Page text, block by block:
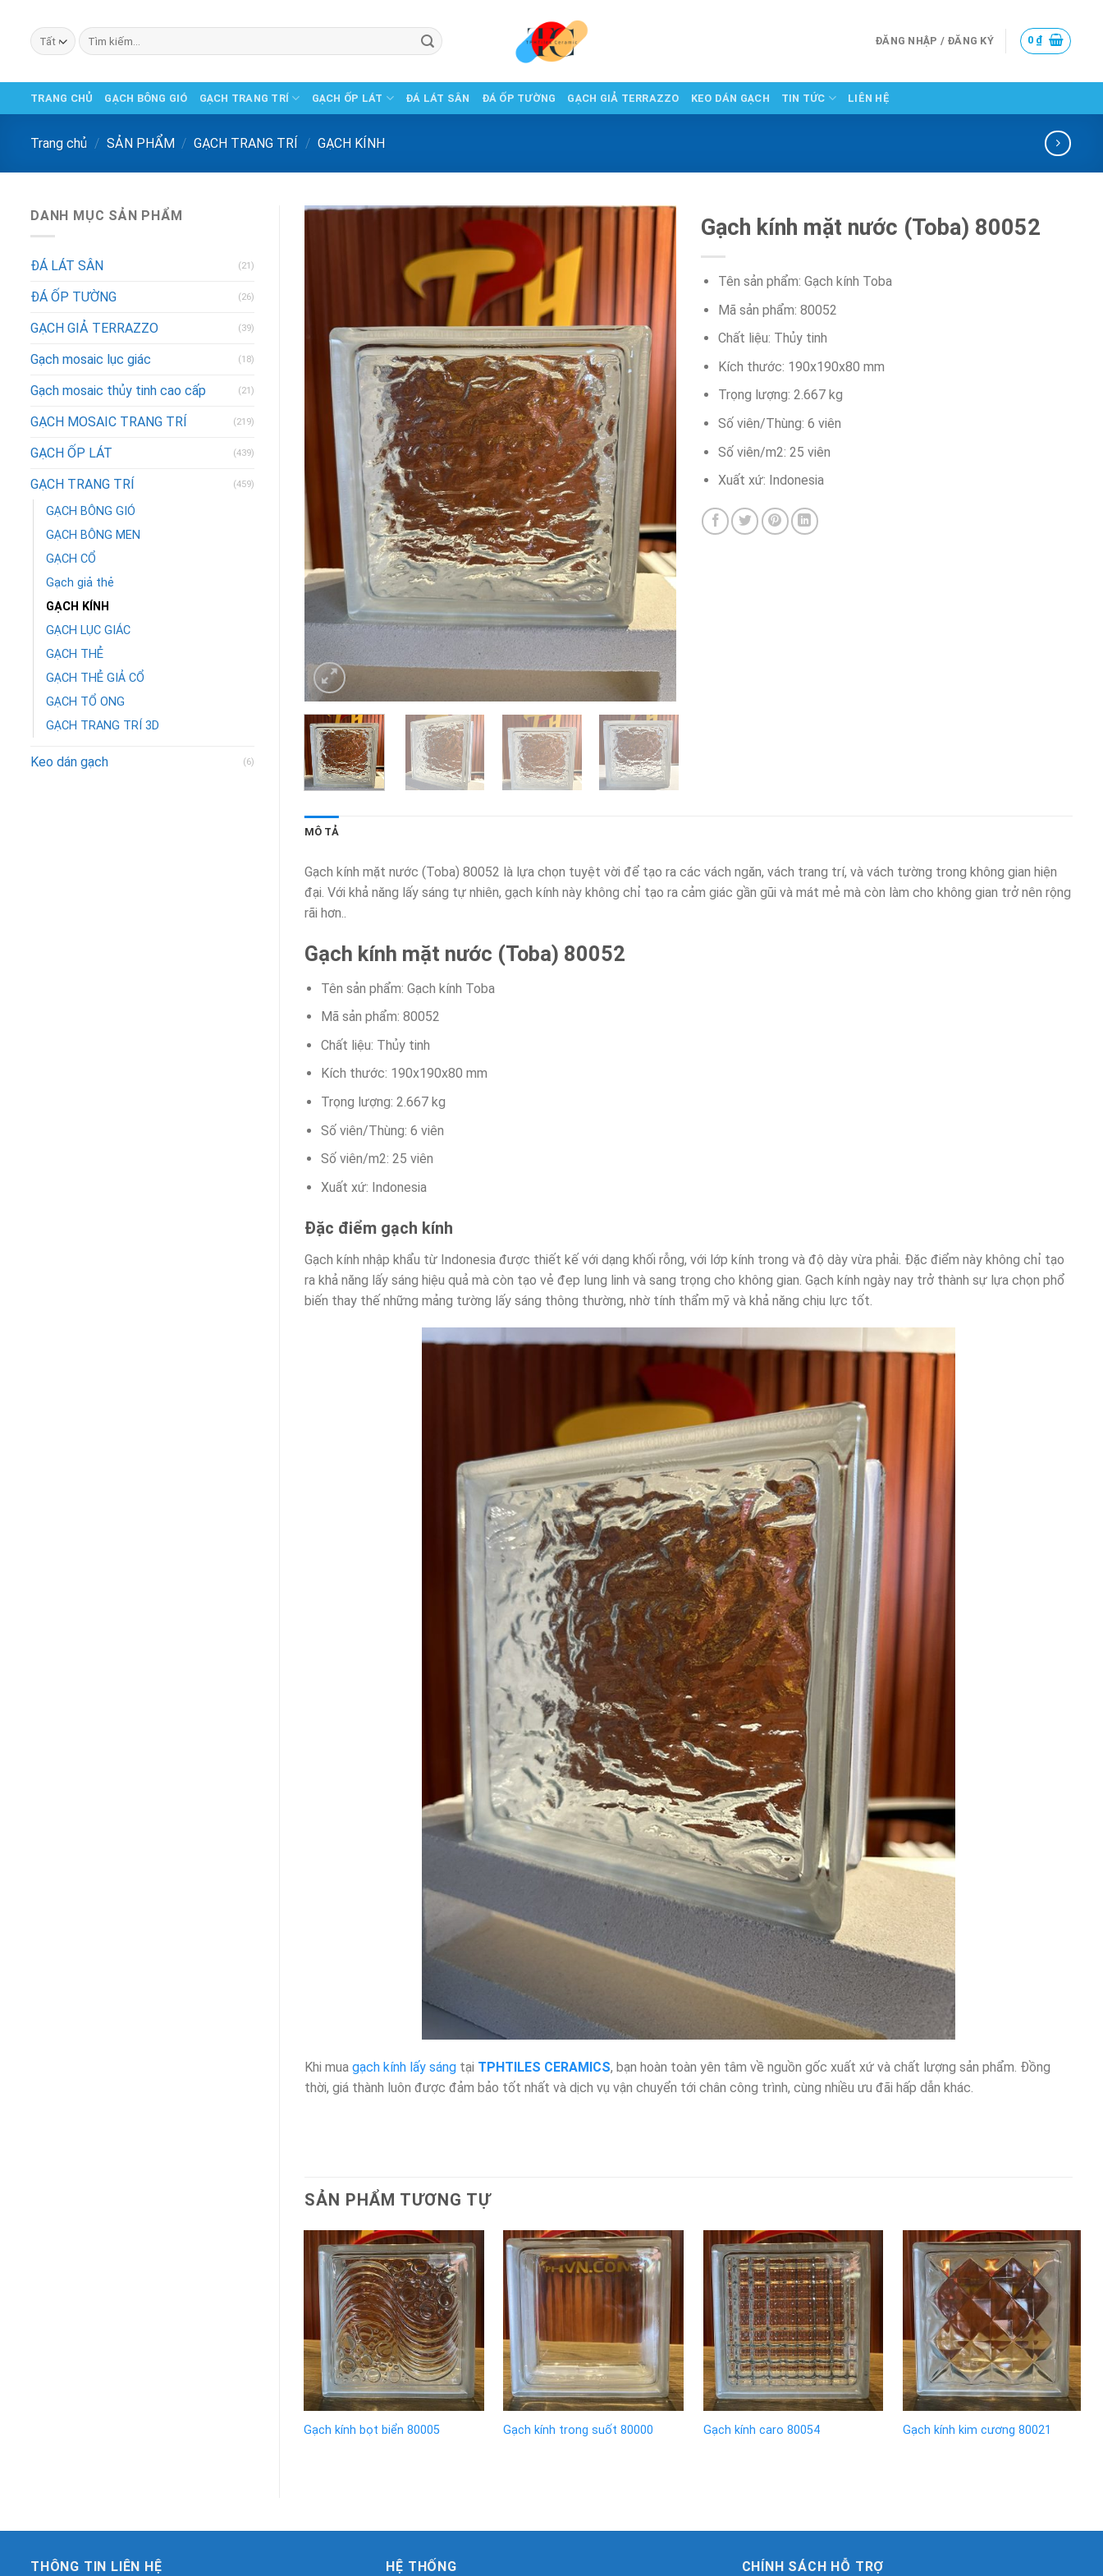
Tìm
kiếm:
ĐĂNG NHẬP / ĐĂNG KÝ 0 ₫
TRANG CHỦ GẠCH BÔNG GIÓ GẠCH TRANG TRÍ GẠCH ỐP LÁT ĐÁ LÁT SÂN ĐÁ ỐP TƯỜNG GẠCH GIẢ TERRAZZO KEO DÁN GẠCH TIN TỨC LIÊN HỆ
Trang chủ / SẢN PHẨM / GẠCH TRANG TRÍ / GẠCH KÍNH
DANH MỤC SẢN PHẨM
ĐÁ LÁT SÂN (21)
ĐÁ ỐP TƯỜNG (26)
GẠCH GIẢ TERRAZZO (39)
Gạch mosaic lục giác (18)
Gạch mosaic thủy tinh cao cấp (21)
GẠCH MOSAIC TRANG TRÍ (219)
GẠCH ỐP LÁT (439)
GẠCH TRANG TRÍ (459)
GẠCH BÔNG GIÓ
GẠCH BÔNG MEN
GẠCH CỔ
Gạch giả thẻ
GẠCH KÍNH
GẠCH LỤC GIÁC
GẠCH THẺ
GẠCH THẺ GIẢ CỔ
GẠCH TỔ ONG
GẠCH TRANG TRÍ 3D
Keo dán gạch (6)
Gạch kính mặt nước (Toba) 80052
Tên sản phẩm: Gạch kính Toba
Mã sản phẩm: 80052
Chất liệu: Thủy tinh
Kích thước: 190x190x80 mm
Trọng lượng: 2.667 kg
Số viên/Thùng: 6 viên
Số viên/m2: 25 viên
Xuất xứ: Indonesia
MÔ TẢ
Gạch kính mặt nước (Toba) 80052 là lựa chọn tuyệt vời để tạo ra các vách ngăn, vách trang trí, và vách tường trong không gian hiện
đại. Với khả năng lấy sáng tự nhiên, gạch kính này không chỉ tạo ra cảm giác gần gũi và mát mẻ mà còn làm cho không gian trở nên rộng
rãi hơn..
Gạch kính mặt nước (Toba) 80052
Tên sản phẩm: Gạch kính Toba
Mã sản phẩm: 80052
Chất liệu: Thủy tinh
Kích thước: 190x190x80 mm
Trọng lượng: 2.667 kg
Số viên/Thùng: 6 viên
Số viên/m2: 25 viên
Xuất xứ: Indonesia
Đặc điểm gạch kính
Gạch kính nhập khẩu từ Indonesia được thiết kế với dạng khối rỗng, với lớp kính trong và độ dày vừa phải. Đặc điểm này không chỉ tạo
ra khả năng lấy sáng hiệu quả mà còn tạo vẻ đẹp lung linh và sang trọng cho không gian. Gạch kính ngày nay trở thành sự lựa chọn phổ
biến thay thế những mảng tường lấy sáng thông thường, nhờ tính thẩm mỹ và khả năng chịu lực tốt.
Khi mua gạch kính lấy sángtại TPHTILES CERAMICS, bạn hoàn toàn yên tâm về nguồn gốc xuất xứ và chất lượng sản phẩm. Đồng
thời, giá thành luôn được đảm bảo tốt nhất và dịch vụ vận chuyển tới chân công trình, cùng nhiều ưu đãi hấp dẫn khác.
SẢN PHẨM TƯƠNG TỰ
Gạch kính bọt biển 80005 Gạch kính trong suốt 80000 Gạch kính caro 80054 Gạch kính kim cương 80021
THÔNG TIN LIÊN HỆ HỆ THỐNG CHÍNH SÁCH HỖ TRỢ